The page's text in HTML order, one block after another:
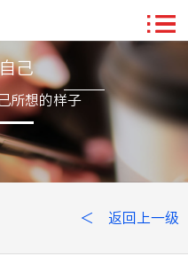
己
所想的样子
＜ 返回上一级